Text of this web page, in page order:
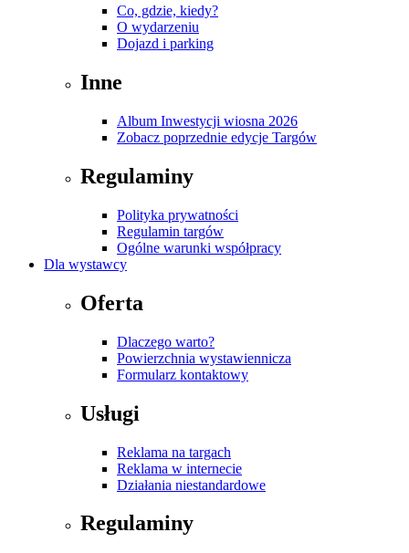
Co, gdzie, kiedy?
O wydarzeniu
Dojazd i parking
Inne
Album Inwestycji wiosna 2026
Zobacz poprzednie edycje Targów
Regulaminy
Polityka prywatności
Regulamin targów
Ogólne warunki współpracy
Dla wystawcy
Oferta
Dlaczego warto?
Powierzchnia wystawiennicza
Formularz kontaktowy
Usługi
Reklama na targach
Reklama w internecie
Działania niestandardowe
Regulaminy